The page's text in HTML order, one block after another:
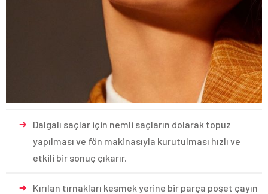
Dalgalı saçlar için nemli saçların dolarak topuz
yapılması ve fön makinasıyla kurutulması hızlı ve
etkili bir sonuç çıkarır.
Kırılan tırnakları kesmek yerine bir parça poşet çayın